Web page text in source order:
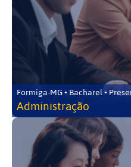
Formiga-MG • Bacharel •
Administração